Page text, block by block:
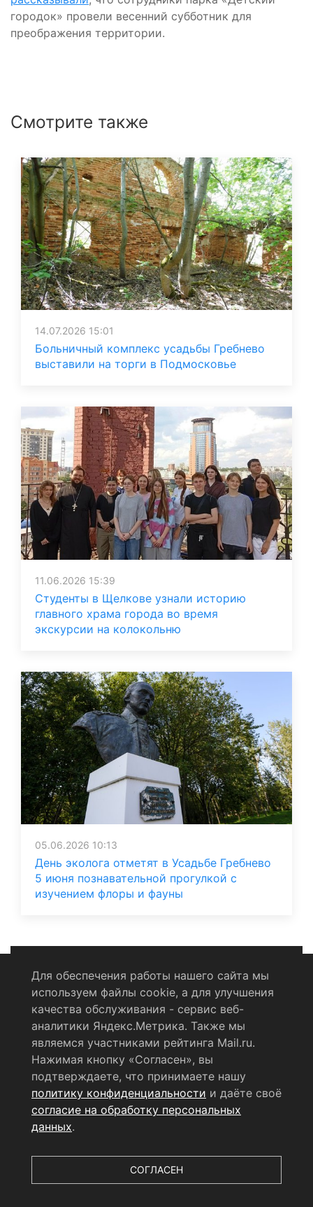
городок» провели весенний субботник для
преображения территории.
Смотрите также
14.07.2026 15:01
Больничный комплекс усадьбы Гребнево
выставили на торги в Подмосковье
11.06.2026 15:39
Студенты в Щелкове узнали историю
главного храма города во время
экскурсии на колокольню
05.06.2026 10:13
День эколога отметят в Усадьбе Гребнево
5 июня познавательной прогулкой с
изучением флоры и фауны
Политика конфиденциальности
Согласие на обработку персональных данных
RSS-лента
© 2004 - 2026 Сетевое издание Щёлковское ТВ.
Свидетельство о регистрации СМИ
ЭЛ № ФС 77 - 79754 от 07.12.2020 г.
технологий и массовых коммуникаций (РОСКОМНАДЗОР).
Для обеспечения работы нашего сайта мы
используем файлы cookie, а для улучшения
качества обслуживания - сервис веб-
аналитики Яндекс.Метрика. Также мы
являемся участниками рейтинга Mail.ru.
Нажимая кнопку «Согласен», вы
подтверждаете, что принимаете нашу
политику конфиденциальности и даёте своё
согласие на обработку персональных
данных.
СОГЛАСЕН